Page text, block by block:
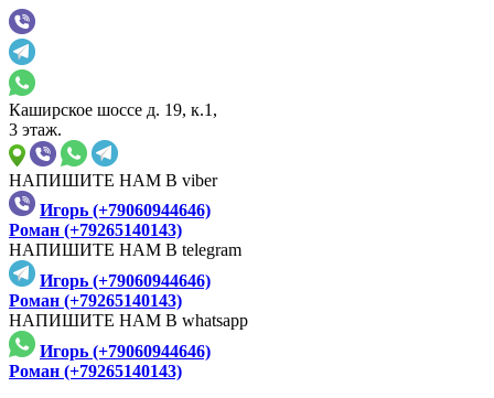
Каширское шоссе д. 19, к.1,
3 этаж.
НАПИШИТЕ НАМ В viber
Игорь (+79060944646)
Роман (+79265140143)
НАПИШИТЕ НАМ В telegram
Игорь (+79060944646)
Роман (+79265140143)
НАПИШИТЕ НАМ В whatsapp
Игорь (+79060944646)
Роман (+79265140143)